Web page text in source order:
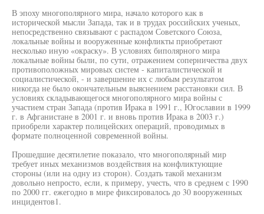
В эпоху многополярного мира, начало которого как в
исторической мысли Запада, так и в трудах российских ученых,
непосредственно связывают с распадом Советского Союза,
локальные войны и вооруженные конфликты приобретают
несколько иную «окраску». В условиях биполярного мира
локальные войны были, по сути, отражением соперничества двух
противоположных мировых систем - капиталистической и
социалистической, - и завершение их с любым результатом
никогда не было окончательным выяснением расстановки сил. В
условиях складывающегося многополярного мира войны с
участием стран Запада (против Ирака в 1991 г., Югославии в 1999
г. в Афганистане в 2001 г. и вновь против Ирака в 2003 г.)
приобрели характер полицейских операций, проводимых в
формате полноценной современной войны.
Прошедшие десятилетие показало, что многополярный мир
требует иных механизмов воздействия на конфликтующие
стороны (или на одну из сторон). Создать такой механизм
довольно непросто, если, к примеру, учесть, что в среднем с 1990
по 2000 гг. ежегодно в мире фиксировалось до 30 вооруженных
инцидентов1.